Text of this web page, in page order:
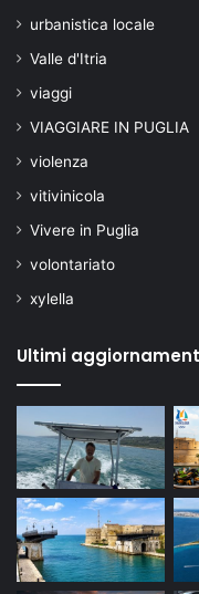
urbanistica locale
Valle d'Itria
viaggi
VIAGGIARE IN PUGLIA
violenza
vitivinicola
Vivere in Puglia
volontariato
xylella
Ultimi